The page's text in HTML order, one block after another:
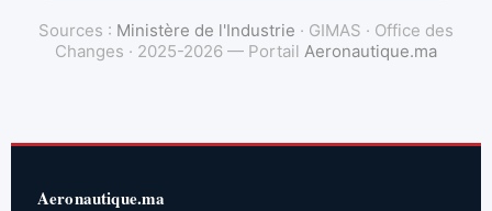
Sources : Ministère de l'Industrie · GIMAS · Office des
Changes · 2025-2026 — Portail Aeronautique.ma
Aeronautique.ma